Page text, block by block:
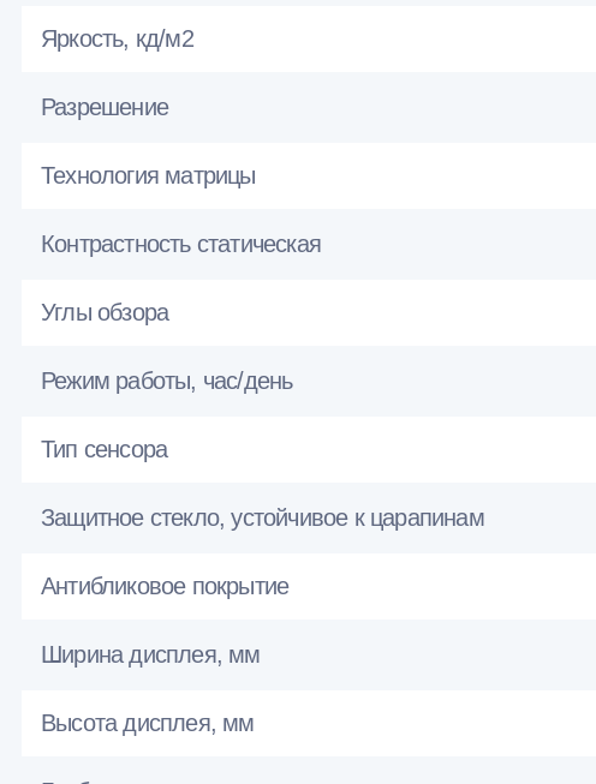
Яркость, кд/м2
Разрешение
Технология матрицы
Контрастность статическая
Углы обзора
Режим работы, час/день
Тип сенсора
Защитное стекло, устойчивое к царапинам
Антибликовое покрытие
Ширина дисплея, мм
Высота дисплея, мм